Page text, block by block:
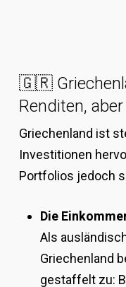
🇬🇷
Renditen,
Griechenland ist
Investitionen
Portfolios jedoch
Die
Als
Griechenland
gestaffelt zu: